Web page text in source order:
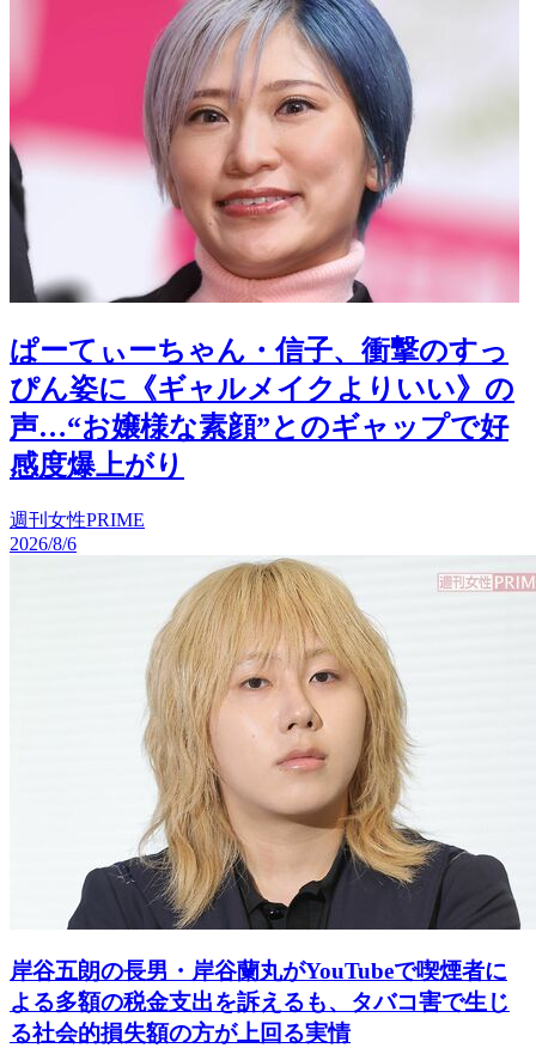
ぱーてぃーちゃん・信子、衝撃のすっ
ぴん姿に《ギャルメイクよりいい》の
声…“お嬢様な素顔”とのギャップで好
感度爆上がり
週刊女性PRIME
2026/8/6
岸谷五朗の長男・岸谷蘭丸がYouTubeで喫煙者に
よる多額の税金支出を訴えるも、タバコ害で生じ
る社会的損失額の方が上回る実情